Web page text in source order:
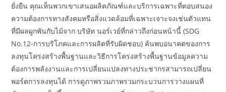
ยั่งยืน คุณเห็นพวกเขาเสนอผลิตภัณฑ์และบริการเฉพาะที่ตอบสนอง
ความต้องการทางสังคมหรือสิ่งแวดล้อมที่เฉพาะเจาะจงเช่นตัวแทน
ที่มีผลผูกพันกับไม้จาก บริษัท นอร์เวย์ที่กล่าวถึงก่อนหน้านี้ (SDG
No.12-การบริโภคและการผลิตที่รับผิดชอบ) ค้นพบอนาคตของการ
ลงทุนโครงสร้างพื้นฐานและวิธีการโครงสร้างพื้นฐานข้อมูลความ
ต้องการพลังงานและการเปลี่ยนแปลงทางประชากรสามารถเปลี่ยน
พอร์ตการลงทุนได้ การดูภาพรวมภาพรวมกระบวนการวางแผนที่